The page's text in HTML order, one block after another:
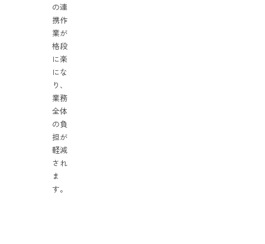
の連
携作
業が
格段
に楽
にな
り、
業務
全体
の負
担が
軽減
され
ま
す。